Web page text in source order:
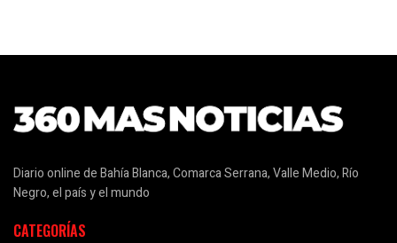
Diario online de Bahía Blanca, Comarca Serrana, Valle Medio, Río
Negro, el país y el mundo
CATEGORÍAS